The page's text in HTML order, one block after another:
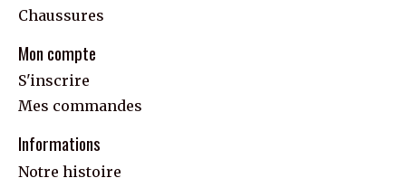
Chaussures
Mon compte
S'inscrire
Mes commandes
Informations
Notre histoire